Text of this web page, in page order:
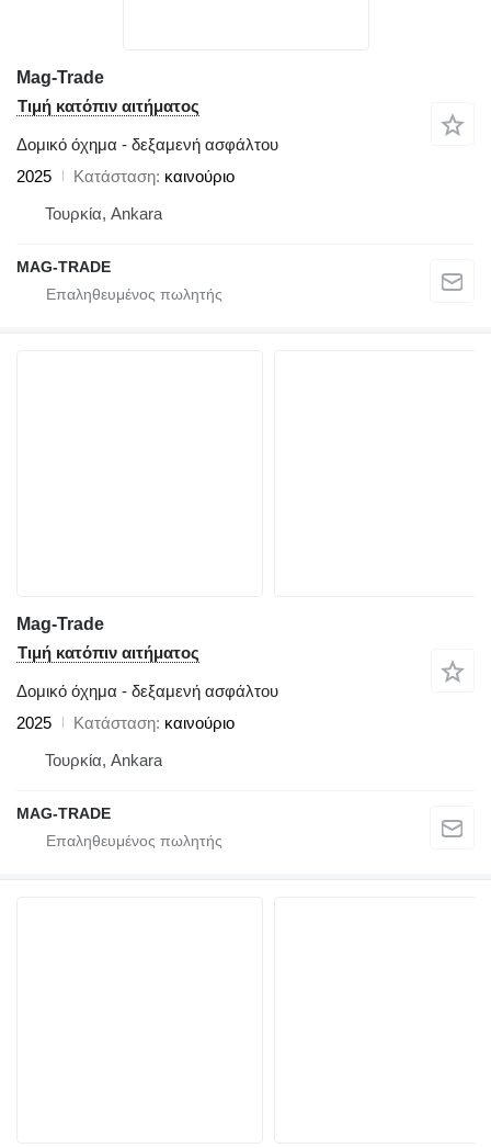
Mag-Trade
Τιμή κατόπιν αιτήματος
Δομικό όχημα - δεξαμενή ασφάλτου
2025
Κατάσταση καινούριο
Τουρκία, Ankara
MAG-TRADE
Mag-Trade
Τιμή κατόπιν αιτήματος
Δομικό όχημα - δεξαμενή ασφάλτου
2025
Κατάσταση καινούριο
Τουρκία, Ankara
MAG-TRADE